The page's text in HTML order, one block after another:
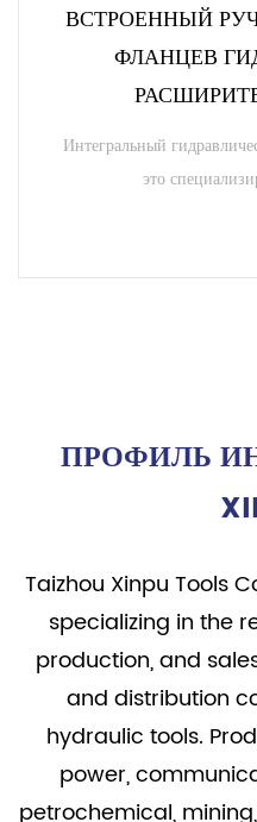
ВСТРОЕННЫЙ
ФЛАНЦЕВ
Интегральный
это
ПРОФИЛЬ
Taizhou Xinpu Tools
specializing in the
production, and
and distribution
hydraulic tools.
power,
petrochemical,